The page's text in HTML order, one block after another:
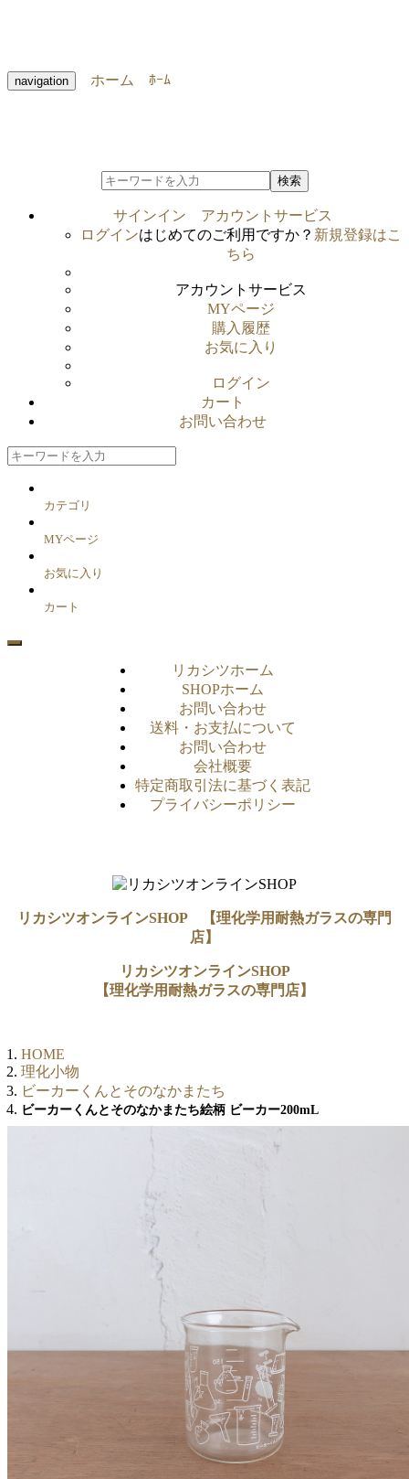
navigation ホーム ﾎｰﾑ
検索
サインイン
アカウントサービス
ログインはじめてのご利用ですか？ 新規登録はこ
ちら
アカウントサービス
MYページ
購入履歴
お気に入り
ログイン
カート
お問い合わせ
カテゴリ
MYページ
お気に入り
カート
リカシツホーム
SHOPホーム
お問い合わせ
送料・お支払について
お問い合わせ
会社概要
特定商取引法に基づく表記
プライバシーポリシー
リカシツオンラインSHOP 【理化学用耐熱ガラスの専門
店】
リカシツオンラインSHOP
【理化学用耐熱ガラスの専門店】
HOME
理化小物
ビーカーくんとそのなかまたち
ビーカーくんとそのなかまたち絵柄 ビーカー200mL